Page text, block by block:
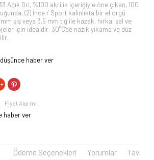
Açık Gri, %100 akrilik içeriğiyle öne çıkan, 100
(2) İnce / Sport kalınlıkta bir el örgü
şiş veya 3.5 mm tığ ile kazak, hırka, şal ve
için idealdir. 30°C'de nazik yıkama ve düz
haber ver
Fiyat Alarmı
haber ver
Ödeme Seçenekleri Yorumlar